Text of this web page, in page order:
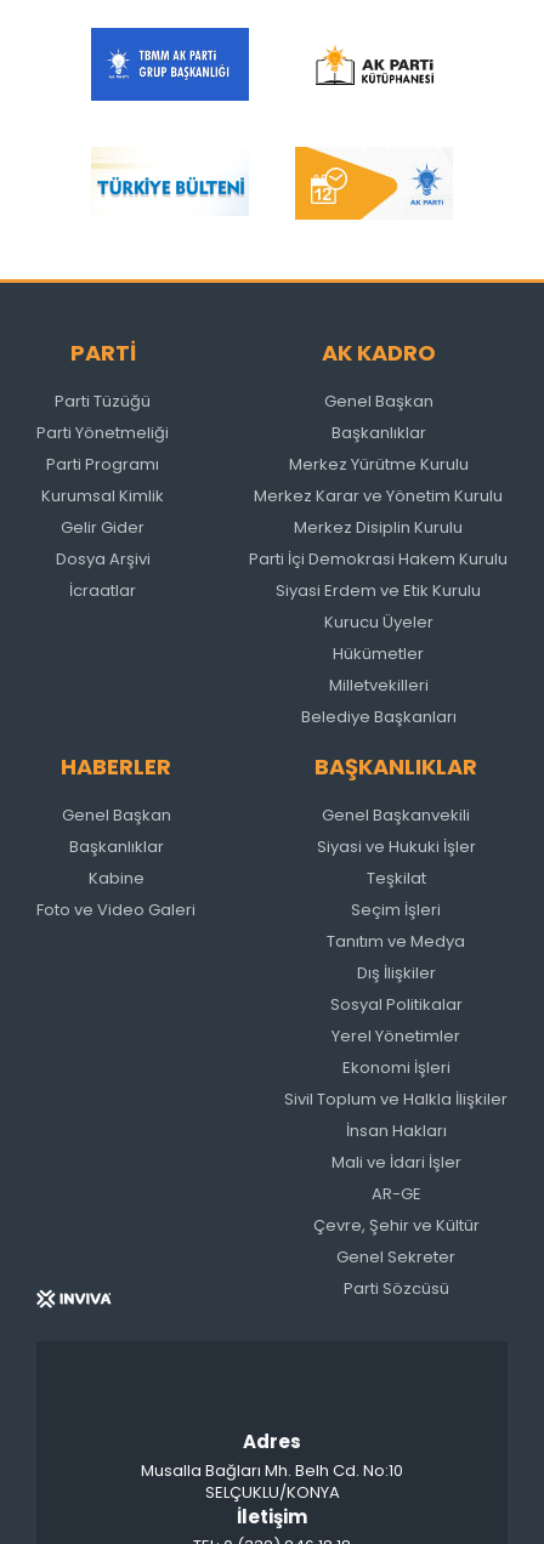
PARTİ
Parti Tüzüğü
Parti Yönetmeliği
Parti Programı
Kurumsal Kimlik
Gelir Gider
Dosya Arşivi
İcraatlar
AK KADRO
Genel Başkan
Başkanlıklar
Merkez Yürütme Kurulu
Merkez Karar ve Yönetim Kurulu
Merkez Disiplin Kurulu
Parti İçi Demokrasi Hakem Kurulu
Siyasi Erdem ve Etik Kurulu
Kurucu Üyeler
Hükümetler
Milletvekilleri
Belediye Başkanları
HABERLER
Genel Başkan
Başkanlıklar
Kabine
Foto ve Video Galeri
BAŞKANLIKLAR
Genel Başkanvekili
Siyasi ve Hukuki İşler
Teşkilat
Seçim İşleri
Tanıtım ve Medya
Dış İlişkiler
Sosyal Politikalar
Yerel Yönetimler
Ekonomi İşleri
Sivil Toplum ve Halkla İlişkiler
İnsan Hakları
Mali ve İdari İşler
AR-GE
Çevre, Şehir ve Kültür
Genel Sekreter
Parti Sözcüsü
Adres
Musalla Bağları Mh. Belh Cd. No:10
SELÇUKLU/KONYA
İletişim